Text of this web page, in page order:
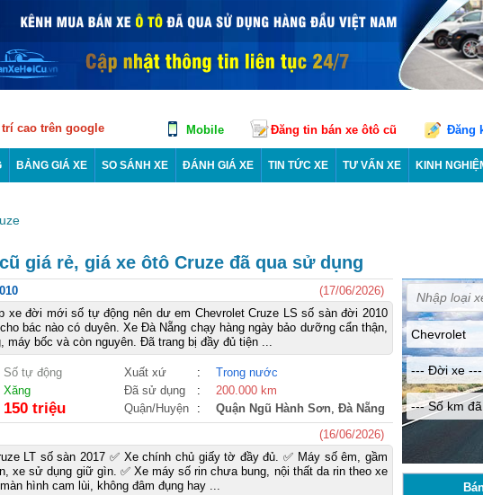
cao trên google Mobile Đăng tin bán xe ôtô cũ Đăng
BẢNG GIÁ XE SO SÁNH XE ĐÁNH GIÁ XE TIN TỨC XE TƯ VẤN XE KINH
giá rẻ, giá xe ôtô Cruze đã qua sử dụng
(17/06/2026)
xe đời mới số tự động nên dư em Chevrolet Cruze LS số sàn đời 2010
bác nào có duyên. Xe Đà Nẵng chạy hàng ngày bảo dưỡng cẩn thận,
máy bốc và còn nguyên. Đã trang bị đầy đủ tiện ...
Số tự động Xuất xứ :
Trong nước
Xăng Đã sử dụng :
200.000 km
150 triệu Quận/Huyện : Quận Ngũ Hành Sơn, Đà Nẵng
(16/06/2026)
LT số sàn 2017 ✅ Xe chính chủ giấy tờ đầy đủ. ✅ Máy số êm, gầm
xe sử dụng giữ gìn. ✅ Xe máy số rin chưa bung, nội thất da rin theo xe
hình cam lùi, không đâm đụng hay ...
Chevrolet
--- Đời xe ---
--- Số km